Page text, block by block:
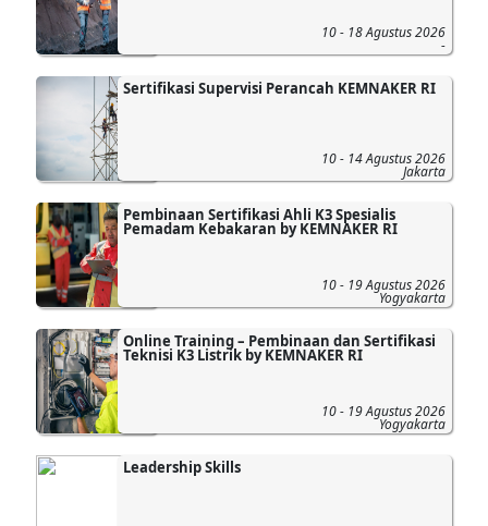
10 - 18 Agustus 2026
-
Sertifikasi Supervisi Perancah KEMNAKER RI
10 - 14 Agustus 2026
Jakarta
Pembinaan Sertifikasi Ahli K3 Spesialis
Pemadam Kebakaran by KEMNAKER RI
10 - 19 Agustus 2026
Yogyakarta
Online Training – Pembinaan dan Sertifikasi
Teknisi K3 Listrik by KEMNAKER RI
10 - 19 Agustus 2026
Yogyakarta
Leadership Skills